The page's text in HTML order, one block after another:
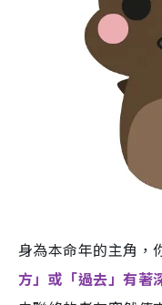
身為本命年的主角，
方」或「過去」有著